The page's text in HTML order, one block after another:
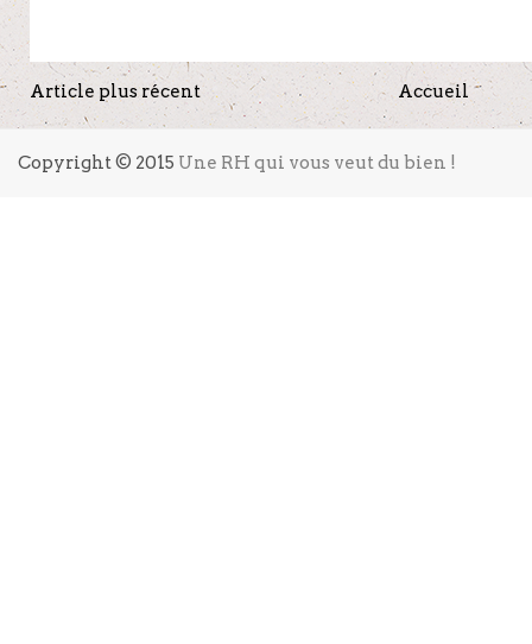
Article plus récent Accueil
Copyright © 2015 Une RH qui vous veut du bien !